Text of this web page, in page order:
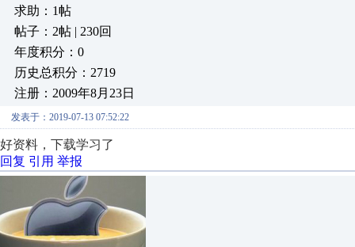
求助：1帖
帖子：2帖 | 230回
年度积分：0
历史总积分：2719
注册：2009年8月23日
发表于：2019-07-13 07:52:22
好资料，下载学习了
回复 引用 举报